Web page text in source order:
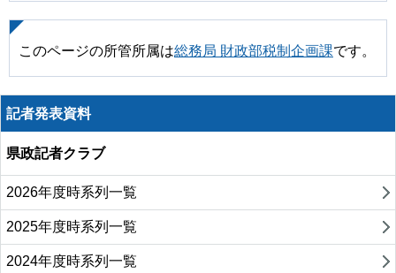
このページの所管所属は総務局 財政部税制企画課です。
記者発表資料
県政記者クラブ
2026年度時系列一覧
2025年度時系列一覧
2024年度時系列一覧